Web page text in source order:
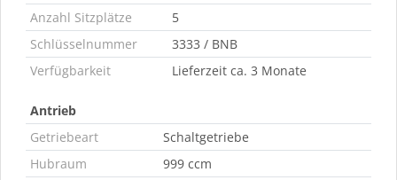
Anzahl Sitzplätze
5
Schlüsselnummer
3333 / BNB
Verfügbarkeit
Lieferzeit ca. 3 Monate
Antrieb
Getriebeart
Schaltgetriebe
Hubraum
999 ccm